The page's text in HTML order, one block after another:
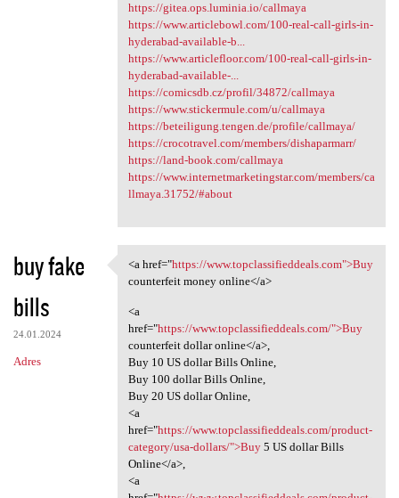
https://gitea.ops.luminia.io/callmaya
https://www.articlebowl.com/100-real-call-girls-in-
hyderabad-available-b...
https://www.articlefloor.com/100-real-call-girls-in-
hyderabad-available-...
https://comicsdb.cz/profil/34872/callmaya
https://www.stickermule.com/u/callmaya
https://beteiligung.tengen.de/profile/callmaya/
https://crocotravel.com/members/dishaparmarr/
https://land-book.com/callmaya
https://www.internetmarketingstar.com/members/ca
llmaya.31752/#about
buy fake
bills
24.01.2024
Adres
<a href="https://www
<a href="https://www.topclassifieddeals.com">Buy
counterfeit money online</a>
<a
href="https://www.topclassifieddeals.com/">Buy
counterfeit dollar online</a>,
Buy 10 US dollar Bills Online,
Buy 100 dollar Bills Online,
Buy 20 US dollar Online,
<a
href="https://www.topclassifieddeals.com/product-
category/usa-dollars/">Buy5 US dollar Bills
Online</a>,
<a